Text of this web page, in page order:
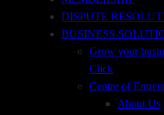
DISPUTE
BUSINESS
Grow your
Click
Centre of
About Us
incoterms, pihak-pihak
transaksi dokumen
kewajibannya, tipe
tipe dari dokumen
kredit (transportasi,
manajemen resiko